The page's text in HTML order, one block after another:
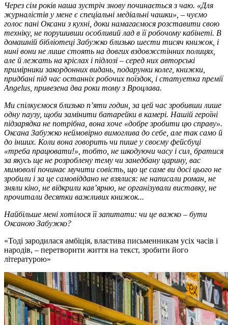
Через сім років наша зустріч знову починається з чаю. «Для
журналістів у мене є спеціальні медіальні чашки», – чуємо
голос пані Оксани з кухні, доки намагаємося розставити свою
техніку, не порушивши особливий лад в її робочому кабінеті. В
домашній бібліотеці Забужко близько шести тисяч книжок, і
нині вони не лише стоять на довгих вздовжстінних полицях,
але й лежать на кріслах і підлозі – серед них авторські
примірники закордонних видань, подарунки колег, книжки,
придбані під час останніх робочих поїздок, і статуетка премії
Angelus, привезена два роки тому з Вроцлава.
Ми спілкуємося близько п’яти годин, за цей час зробивши лише
одну паузу, щоби замінити батарейки в камері. Нашій героїні
підзарядка не потрібна, вона хоче «добре зробити цю справу».
Оксана Забужко неймовірно вимоглива до себе, але так само й
до інших. Коли вона говорить чи пише у своєму фейсбуці
«треба працювати!», тобто, не шкодуючи часу і сил, братися
за якусь ще не розроблену тему чи занедбану царину, вас
мимоволі починає мучити совість, що це саме ви досі цього не
зробили і за це самовіддано не взялися: не написали роман, не
зняли кіно, не відкрили кав’ярню, не організували виставку, не
прочитали десятки важливих книжок...
Найбільше мені хотілося її запитати: чи це важко – бути
Оксаною Забужко?
Тоді зародилася амбіція, властива письменникам усіх часів і
народів, – перетворити життя на текст, зробити його
літературою